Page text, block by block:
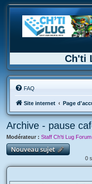
Ch'ti
FAQ
Site internet Page
Archive - pause
Modérateur : Staff Ch'ti Lug Forum
Nouveau sujet
0